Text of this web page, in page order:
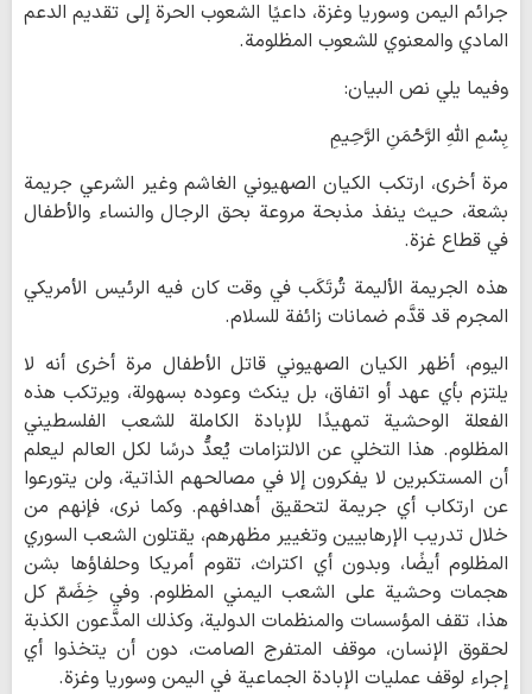
جرائم اليمن وسوريا وغزة، داعيًا الشعوب الحرة إلى تقديم الدعم
المادي والمعنوي للشعوب المظلومة.
وفيما يلي نص البيان:
بِسْمِ اللَّهِ الرَّحْمَنِ الرَّحِيمِ
مرة أخرى، ارتكب الكيان الصهيوني الغاشم وغير الشرعي جريمة
بشعة، حيث ينفذ مذبحة مروعة بحق الرجال والنساء والأطفال
في قطاع غزة.
هذه الجريمة الأليمة تُرتَكَب في وقت كان فيه الرئيس الأمريكي
المجرم قد قدَّم ضمانات زائفة للسلام.
اليوم، أظهر الكيان الصهيوني قاتل الأطفال مرة أخرى أنه لا
يلتزم بأي عهد أو اتفاق، بل ينكث وعوده بسهولة، ويرتكب هذه
الفعلة الوحشية تمهيدًا للإبادة الكاملة للشعب الفلسطيني
المظلوم. هذا التخلي عن الالتزامات يُعدُّ درسًا لكل العالم ليعلم
أن المستكبرين لا يفكرون إلا في مصالحهم الذاتية، ولن يتورعوا
عن ارتكاب أي جريمة لتحقيق أهدافهم. وكما نرى، فإنهم من
خلال تدريب الإرهابيين وتغيير مظهرهم، يقتلون الشعب السوري
المظلوم أيضًا، وبدون أي اكتراث، تقوم أمريكا وحلفاؤها بشن
هجمات وحشية على الشعب اليمني المظلوم. وفي خِضَمّ كل
هذا، تقف المؤسسات والمنظمات الدولية، وكذلك المدَّعون الكذبة
لحقوق الإنسان، موقف المتفرج الصامت، دون أن يتخذوا أي
إجراء لوقف عمليات الإبادة الجماعية في اليمن وسوريا وغزة.